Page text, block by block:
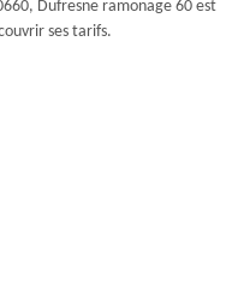
Dufresne ramonage 60 est
ses tarifs.